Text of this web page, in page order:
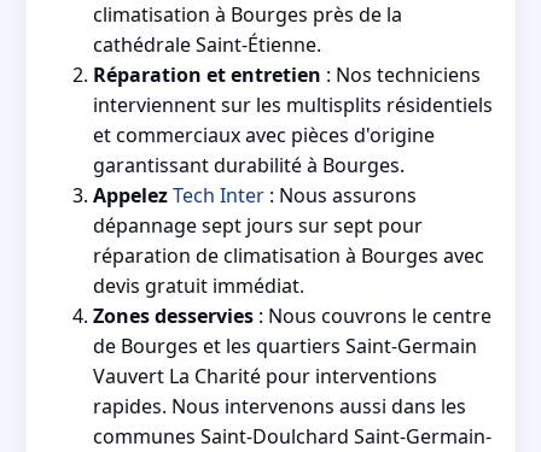
climatisation à Bourges près de la
cathédrale Saint-Étienne.
Réparation et entretien : Nos techniciens
interviennent sur les multisplits résidentiels
et commerciaux avec pièces d'origine
garantissant durabilité à Bourges.
AppelezTech Inter : Nous assurons
dépannage sept jours sur sept pour
réparation de climatisation à Bourges avec
devis gratuit immédiat.
Zones desservies : Nous couvrons le centre
de Bourges et les quartiers Saint-Germain
Vauvert La Charité pour interventions
rapides. Nous intervenons aussi dans les
communes Saint-Doulchard Saint-Germain-